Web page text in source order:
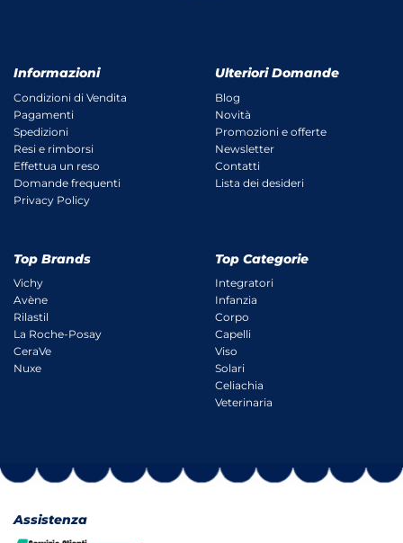
Informazioni
Condizioni di Vendita
Pagamenti
Spedizioni
Resi e rimborsi
Effettua un reso
Domande frequenti
Privacy Policy
Ulteriori Domande
Blog
Novità
Promozioni e offerte
Newsletter
Contatti
Lista dei desideri
Top Brands
Vichy
Avène
Rilastil
La Roche-Posay
CeraVe
Nuxe
Top Categorie
Integratori
Infanzia
Corpo
Capelli
Viso
Solari
Celiachia
Veterinaria
Assistenza